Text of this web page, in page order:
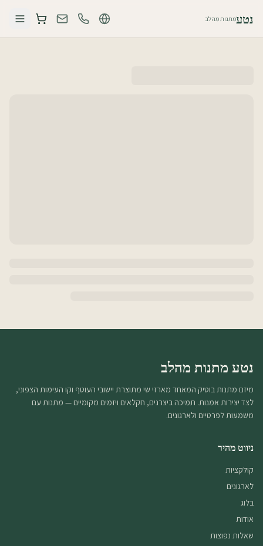
נטעמתנות מהלב
נטע מתנות מהלב
מיזם מתנות בוטיק המאחד מארזי שי מתוצרת יישובי העוטף וקו העימות הצפוני,
לצד יצירות אמנות. תמיכה ביצרנים, חקלאים ויזמים מקומיים — מתנות עם
משמעות לפרטיים ולארגונים.
ניווט מהיר
קולקציות
לארגונים
בלוג
אודות
שאלות נפוצות